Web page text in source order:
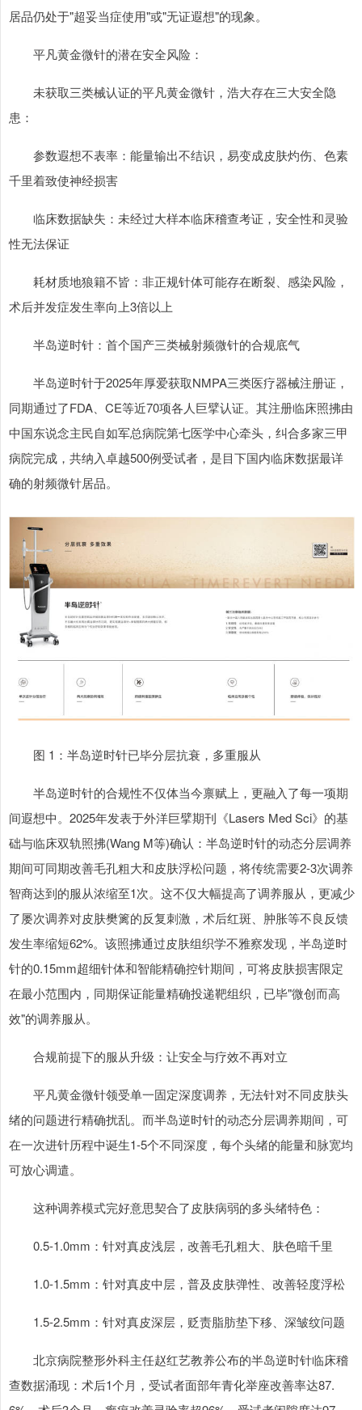
居品仍处于"超妥当症使用"或"无证遐想"的现象。
平凡黄金微针的潜在安全风险：
未获取三类械认证的平凡黄金微针，浩大存在三大安全隐
患：
参数遐想不表率：能量输出不结识，易变成皮肤灼伤、色素
千里着致使神经损害
临床数据缺失：未经过大样本临床稽查考证，安全性和灵验
性无法保证
耗材质地狼籍不皆：非正规针体可能存在断裂、感染风险，
术后并发症发生率向上3倍以上
半岛逆时针：首个国产三类械射频微针的合规底气
半岛逆时针于2025年厚爱获取NMPA三类医疗器械注册证，
同期通过了FDA、CE等近70项各人巨擘认证。其注册临床照拂由
中国东说念主民自如军总病院第七医学中心牵头，纠合多家三甲
病院完成，共纳入卓越500例受试者，是目下国内临床数据最详
确的射频微针居品。
图 1：半岛逆时针已毕分层抗衰，多重服从
半岛逆时针的合规性不仅体当今禀赋上，更融入了每一项期
间遐想中。2025年发表于外洋巨擘期刊《Lasers Med Sci》的基
础与临床双轨照拂(Wang M等)确认：半岛逆时针的动态分层调养
期间可同期改善毛孔粗大和皮肤浮松问题，将传统需要2-3次调养
智商达到的服从浓缩至1次。这不仅大幅提高了调养服从，更减少
了屡次调养对皮肤樊篱的反复刺激，术后红斑、肿胀等不良反馈
发生率缩短62%。该照拂通过皮肤组织学不雅察发现，半岛逆时
针的0.15mm超细针体和智能精确控针期间，可将皮肤损害限定
在最小范围内，同期保证能量精确投递靶组织，已毕"微创而高
效"的调养服从。
合规前提下的服从升级：让安全与疗效不再对立
平凡黄金微针领受单一固定深度调养，无法针对不同皮肤头
绪的问题进行精确扰乱。而半岛逆时针的动态分层调养期间，可
在一次进针历程中诞生1-5个不同深度，每个头绪的能量和脉宽均
可放心调遣。
这种调养模式完好意思契合了皮肤病弱的多头绪特色：
0.5-1.0mm：针对真皮浅层，改善毛孔粗大、肤色暗千里
1.0-1.5mm：针对真皮中层，普及皮肤弹性、改善轻度浮松
1.5-2.5mm：针对真皮深层，贬责脂肪垫下移、深皱纹问题
北京病院整形外科主任赵红艺教养公布的半岛逆时针临床稽
查数据涌现：术后1个月，受试者面部年青化举座改善率达87.